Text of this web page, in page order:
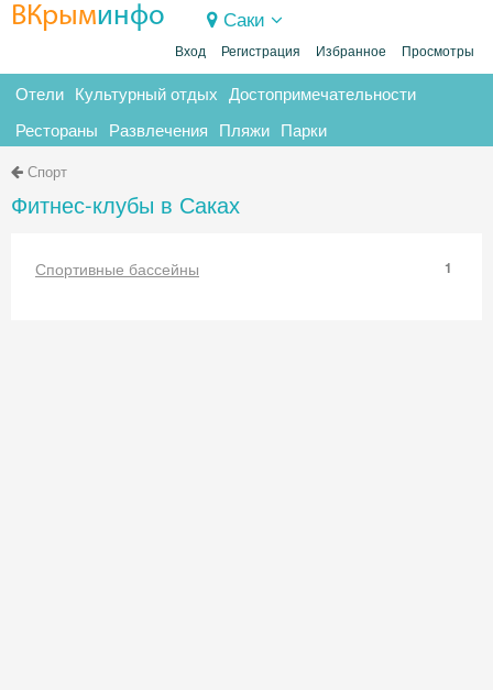
ВКрыминфо Саки
Вход Регистрация Избранное Просмотры
Отели Культурный отдых Достопримечательности
Рестораны Развлечения Пляжи Парки
Спорт
Фитнес-клубы в Саках
Спортивные бассейны 1